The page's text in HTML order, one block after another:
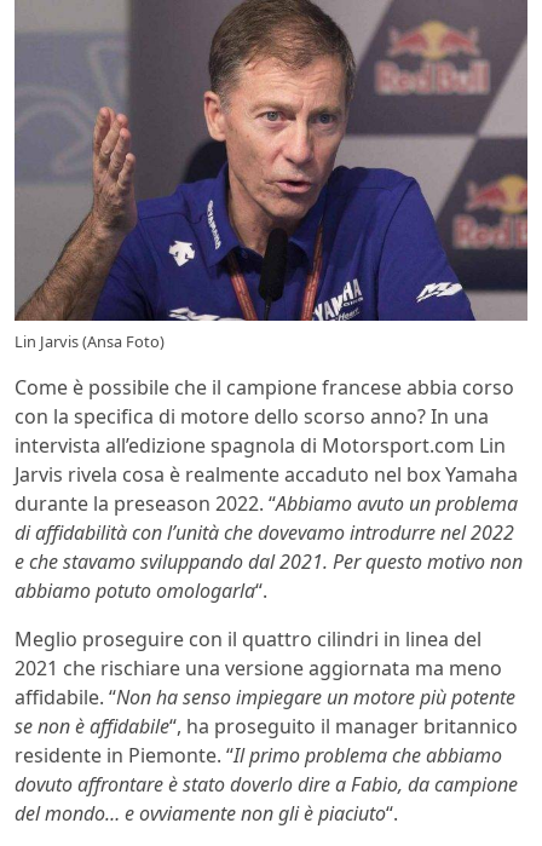
Lin Jarvis (Ansa Foto)
Come è possibile che il campione francese abbia corso
con la specifica di motore dello scorso anno? In una
intervista all’edizione spagnola di Motorsport.com Lin
Jarvis rivela cosa è realmente accaduto nel box Yamaha
durante la preseason 2022. “Abbiamo avuto un problema
di affidabilità con l’unità che dovevamo introdurre nel 2022
e che stavamo sviluppando dal 2021. Per questo motivo non
abbiamo potuto omologarla“.
Meglio proseguire con il quattro cilindri in linea del
2021 che rischiare una versione aggiornata ma meno
affidabile. “Non ha senso impiegare un motore più potente
se non è affidabile“, ha proseguito il manager britannico
residente in Piemonte. “Il primo problema che abbiamo
dovuto affrontare è stato doverlo dire a Fabio, da campione
del mondo… e ovviamente non gli è piaciuto“.